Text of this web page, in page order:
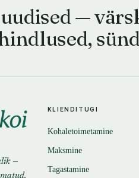
—
—
KLIENDITUGI
Kohaletoimetamine
Maksmine
Tagastamine